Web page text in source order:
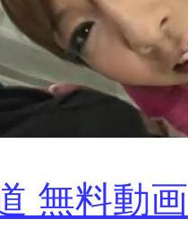
無料動画